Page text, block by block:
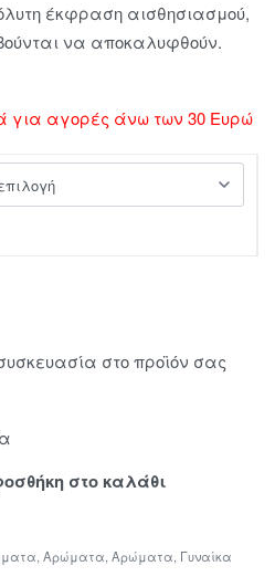
έκφραση αισθησιασμού,
να αποκαλυφθούν.
αγορές άνω των 30 Ευρώ
στο προϊόν σας
στο καλάθι
, Αρώματα, Αρώματα, Γυναίκα